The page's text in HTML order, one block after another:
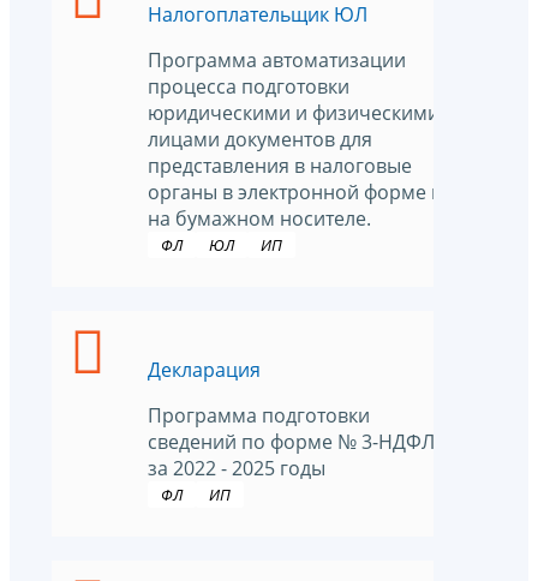
Налогоплательщик ЮЛ
Программа автоматизации
процесса подготовки
юридическими и физическими
лицами документов для
представления в налоговые
органы в электронной форме и
на бумажном носителе.
ФЛ ЮЛ ИП
Декларация
Программа подготовки
сведений по форме № 3-НДФЛ
за 2022 - 2025 годы
ФЛ ИП